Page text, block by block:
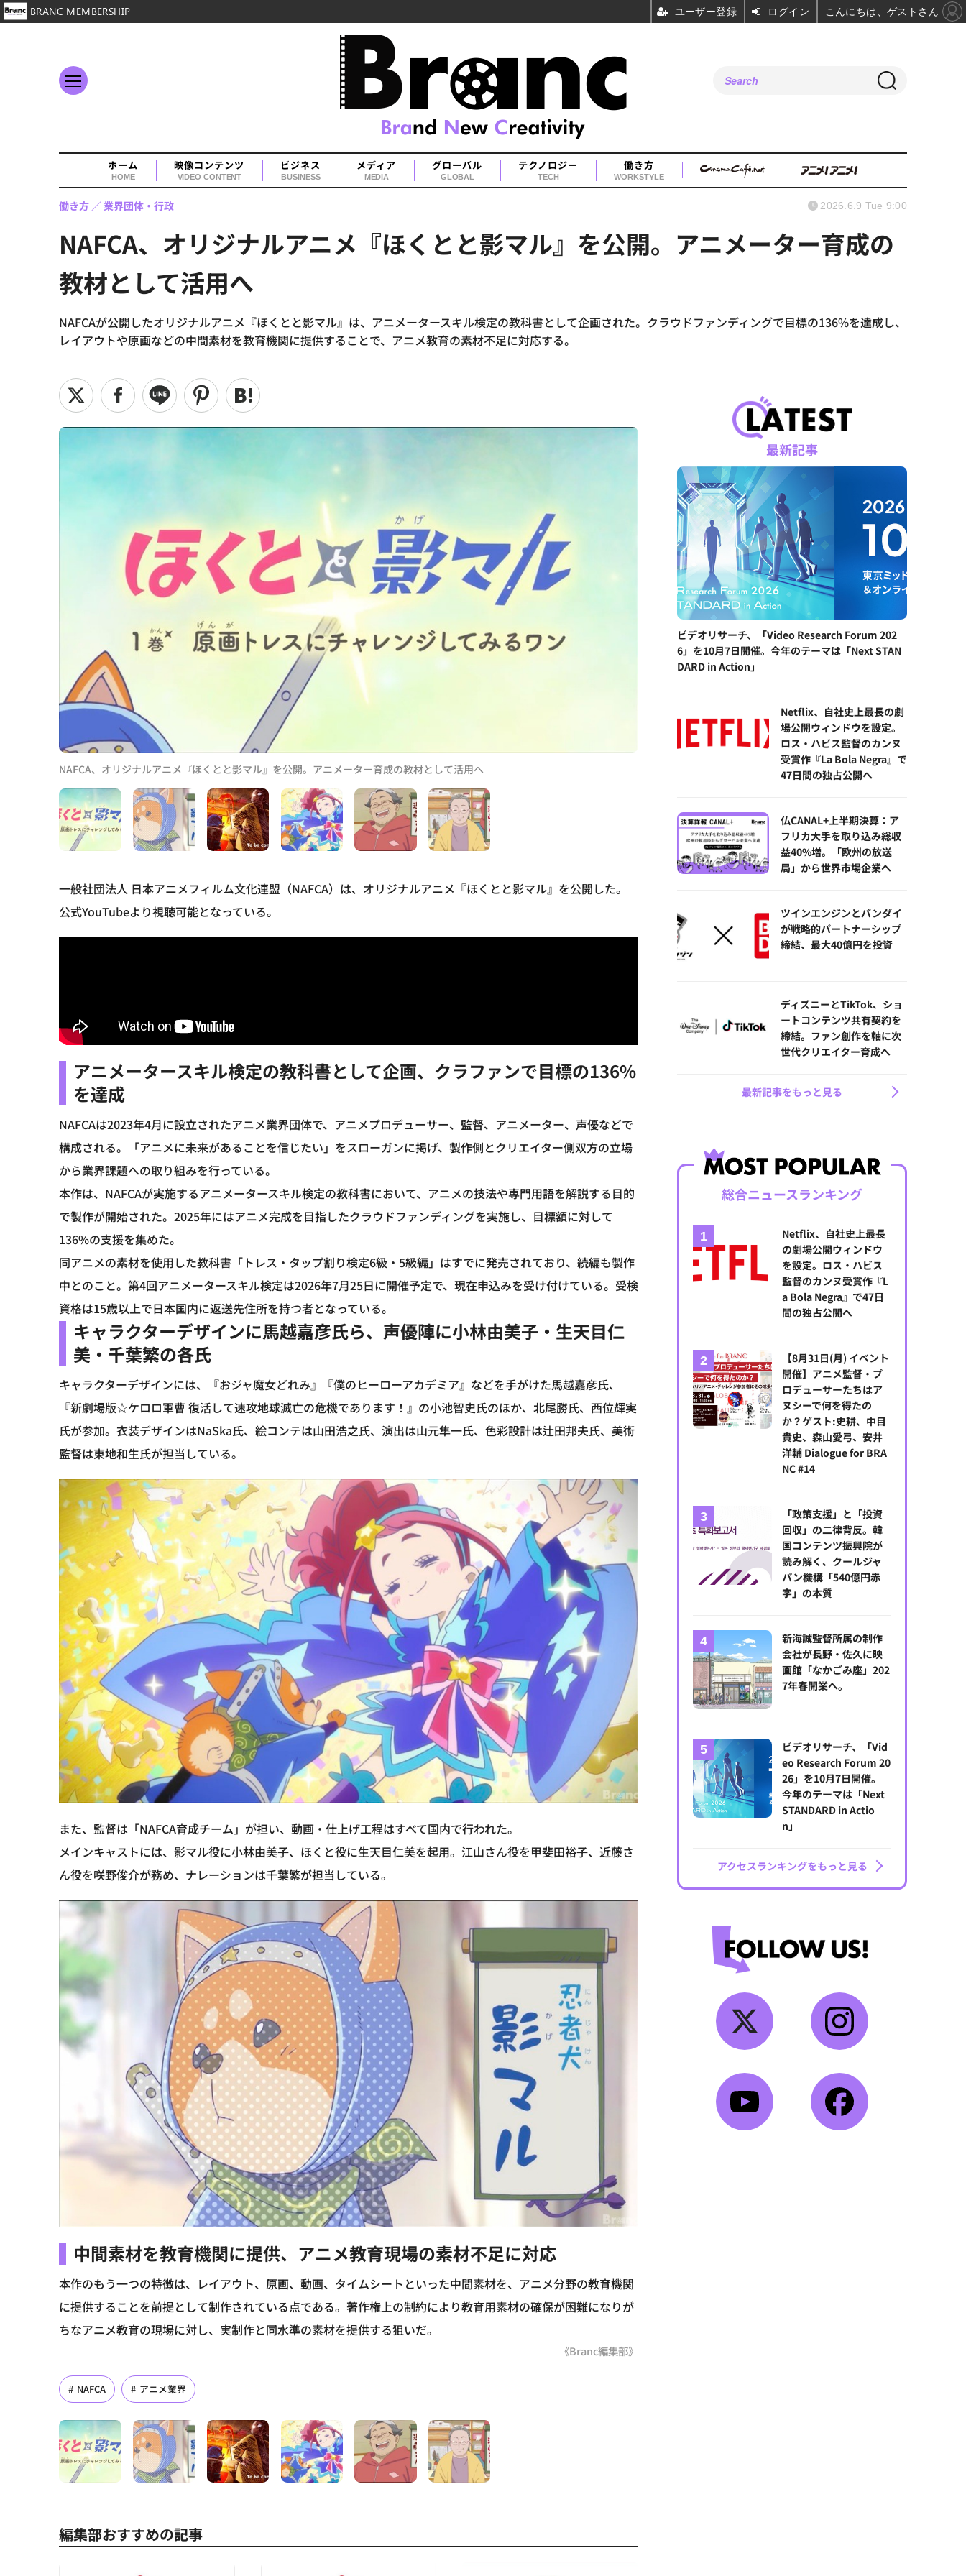
ホーム
HOME
映像コンテンツ
VIDEO CONTENT
ビジネス
BUSINESS
メディア
MEDIA
グローバル
GLOBAL
テクノロジー
TECH
働き方
WORKSTYLE
NAFCA、オリジナルアニメ『ほくとと影マル』を公開。アニメーター育成の
教材として活用へ
NAFCAが公開したオリジナルアニメ『ほくとと影マル』は、アニメータースキル検定の教科書として企画された。クラウドファンディングで目標の136%を達成し、
レイアウトや原画などの中間素材を教育機関に提供することで、アニメ教育の素材不足に対応する。
働き方 業界団体・行政 2026.6.9 Tue 9:00
NAFCA、オリジナルアニメ『ほくとと影マル』を公開。アニメーター育成の教材として活用へ
一般社団法人 日本アニメフィルム文化連盟（NAFCA）は、オリジナルアニメ『ほくとと影マル』を公開した。
公式YouTubeより視聴可能となっている。
アニメータースキル検定の教科書として企画、クラファンで目標の136%
を達成
NAFCAは2023年4月に設立されたアニメ業界団体で、アニメプロデューサー、監督、アニメーター、声優などで
構成される。「アニメに未来があることを信じたい」をスローガンに掲げ、製作側とクリエイター側双方の立場
から業界課題への取り組みを行っている。
本作は、NAFCAが実施するアニメータースキル検定の教科書において、アニメの技法や専門用語を解説する目的
で製作が開始された。2025年にはアニメ完成を目指したクラウドファンディングを実施し、目標額に対して
136%の支援を集めた。
同アニメの素材を使用した教科書「トレス・タップ割り検定6級・5級編」はすでに発売されており、続編も製作
中とのこと。第4回アニメータースキル検定は2026年7月25日に開催予定で、現在申込みを受け付けている。受検
資格は15歳以上で日本国内に返送先住所を持つ者となっている。
キャラクターデザインに馬越嘉彦氏ら、声優陣に小林由美子・生天目仁
美・千葉繁の各氏
キャラクターデザインには、『おジャ魔女どれみ』『僕のヒーローアカデミア』などを手がけた馬越嘉彦氏、
『新劇場版☆ケロロ軍曹 復活して速攻地球滅亡の危機であります！』の小池智史氏のほか、北尾勝氏、西位輝実
氏が参加。衣装デザインはNaSka氏、絵コンテは山田浩之氏、演出は山元隼一氏、色彩設計は辻田邦夫氏、美術
監督は東地和生氏が担当している。
また、監督は「NAFCA育成チーム」が担い、動画・仕上げ工程はすべて国内で行われた。
メインキャストには、影マル役に小林由美子、ほくと役に生天目仁美を起用。江山さん役を甲斐田裕子、近藤さ
ん役を咲野俊介が務め、ナレーションは千葉繁が担当している。
中間素材を教育機関に提供、アニメ教育現場の素材不足に対応
本作のもう一つの特徴は、レイアウト、原画、動画、タイムシートといった中間素材を、アニメ分野の教育機関
に提供することを前提として制作されている点である。著作権上の制約により教育用素材の確保が困難になりが
ちなアニメ教育の現場に対し、実制作と同水準の素材を提供する狙いだ。
《Branc編集部》
NAFCA アニメ業界
編集部おすすめの記事
最新記事
ビデオリサーチ、「Video Research Forum 202
6」を10月7日開催。今年のテーマは「Next STAN
DARD in Action」
Netflix、自社史上最長の劇
場公開ウィンドウを設定。
ロス・ハビス監督のカンヌ
受賞作『La Bola Negra』で
47日間の独占公開へ
仏CANAL+上半期決算：ア
フリカ大手を取り込み総収
益40%増。「欧州の放送
局」から世界市場企業へ
ツインエンジンとバンダイ
が戦略的パートナーシップ
締結、最大40億円を投資
ディズニーとTikTok、ショ
ートコンテンツ共有契約を
締結。ファン創作を軸に次
世代クリエイター育成へ
最新記事をもっと見る
総合ニュースランキング
Netflix、自社史上最長
の劇場公開ウィンドウ
を設定。ロス・ハビス
監督のカンヌ受賞作『L
a Bola Negra』で47日
間の独占公開へ
【8月31日(月) イベント
開催】アニメ監督・プ
ロデューサーたちはア
ヌシーで何を得たの
か？ゲスト:史耕、中目
貴史、森山愛弓、安井
洋輔 Dialogue for BRA
NC #14
「政策支援」と「投資
回収」の二律背反。韓
国コンテンツ振興院が
読み解く、クールジャ
パン機構「540億円赤
字」の本質
新海誠監督所属の制作
会社が長野・佐久に映
画館「なかごみ座」202
7年春開業へ。
ビデオリサーチ、「Vid
eo Research Forum 20
26」を10月7日開催。
今年のテーマは「Next
STANDARD in Actio
n」
アクセスランキングをもっと見る
BRANC MEMBERSHIP ユーザー登録 ログイン こんにちは、ゲストさん